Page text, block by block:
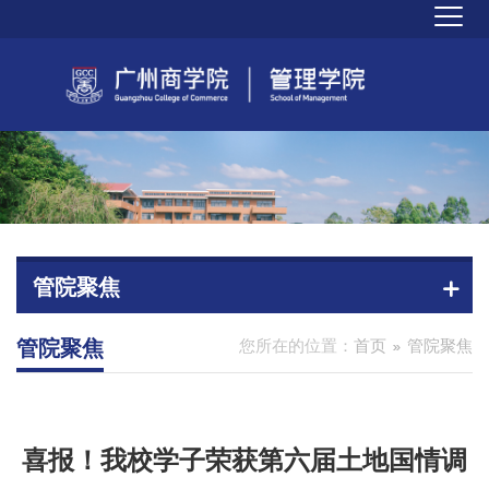
管院聚焦
您所在的位置： 首页 管院聚焦
管院聚焦
喜报！我校学子荣获第六届土地国情调